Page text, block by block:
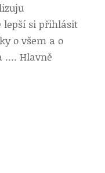
lepší si přihlásit
o všem a o
…. Hlavně